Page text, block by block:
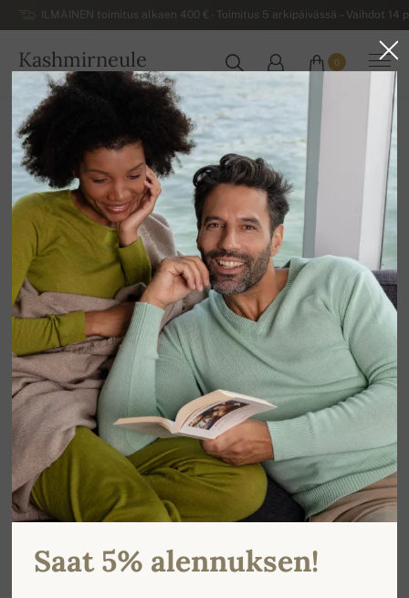
ILMAINEN toimitus alkaen 400 € - Toimitus 5 arkipäivässä – Vaihdot
Kashmirneule
SUOMI
0
Kashmir-blogi
KASHMIR-BLOGI
Kashmirvillan tuotannon ja
myynnin etiikka.
LUE LISÄÄ
KASHMIR-BLOGI
Kuinka monta kerrosta
kashmirlankaa minun pitäisi
saada?
Saat 5% alennuksen!